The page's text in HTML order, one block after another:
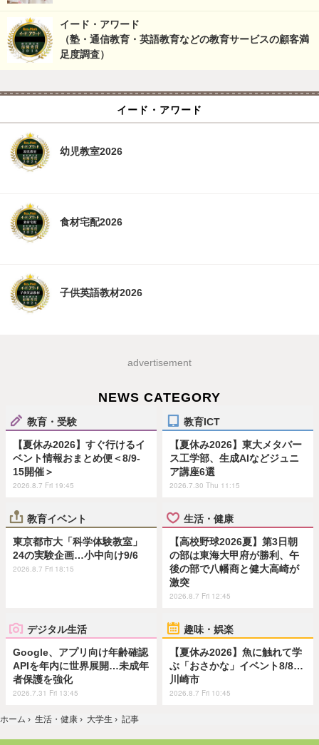
イード・アワード
（塾・通信教育・英語教育などの教育サービスの顧客満
足度調査）
イード・アワード
幼児教室2026
食材宅配2026
子供英語教材2026
advertisement
NEWS CATEGORY
教育・受験
【夏休み2026】すぐ行けるイ
ベント情報おまとめ便＜8/9-
15開催＞
2026.8.7 Fri 19:45
教育ICT
【夏休み2026】東大メタバー
ス工学部、生成AIなどジュニ
ア講座6選
2026.7.30 Thu 11:15
教育イベント
東京都市大「科学体験教室」
24の実験企画…小中向け9/6
2026.8.7 Fri 18:15
生活・健康
【高校野球2026夏】第3日朝
の部は東海大甲府が勝利、午
後の部で八幡商と健大高崎が
激突
2026.8.7 Fri 12:45
デジタル生活
Google、アプリ向け年齢確認
APIを年内に世界展開…未成年
者保護を強化
2026.7.31 Fri 13:45
趣味・娯楽
【夏休み2026】魚に触れて学
ぶ「おさかな」イベント8/8…
川崎市
2026.8.7 Fri 10:45
ホーム › 生活・健康 › 大学生 › 記事